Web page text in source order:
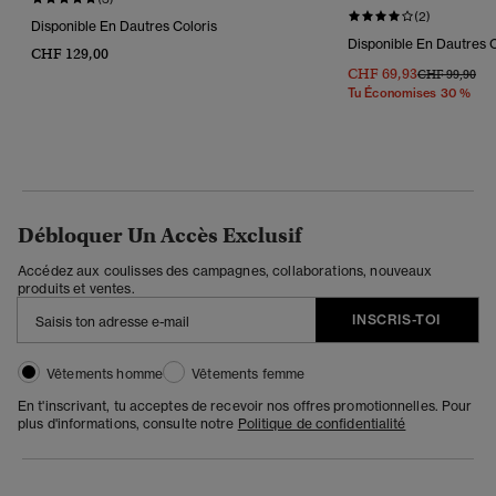
Disponible En Dautres Coloris
CHF 129,00
(2)
Disponible En Dautres
CHF 69,93Prix Réduit De
CHF 99,90À
Tu Économises 30 %
Débloquer Un Accès Exclusif
Accédez aux coulisses des campagnes, collaborations, nouveaux
produits et ventes.
INSCRIS-TOI
Vêtements homme
Vêtements femme
En t'inscrivant, tu acceptes de recevoir nos offres promotionnelles. Pour
plus d'informations, consulte notre Politique de confidentialité